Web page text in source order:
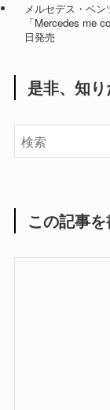
メルセデス・ベ
「Mercedes me
日発売
是非、知
この記事